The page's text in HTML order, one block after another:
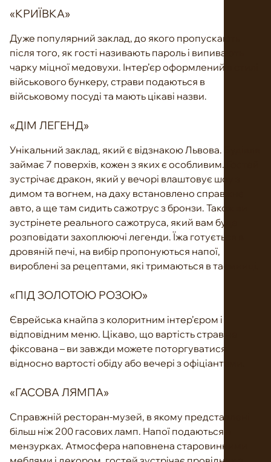
«КРИЇВКА»
Дуже популярний заклад, до якого пропускають
після того, як гості називають пароль і випивають
чарку міцної медовухи. Інтер’єр оформлений в стилі
військового бункеру, страви подаються в
військовому посуді та мають цікаві назви.
«ДІМ ЛЕГЕНД»
Унікальний заклад, який є відзнакою Львова. Будівля
займає 7 поверхів, кожен з яких є особливим. Гостей
зустрічає дракон, який у вечорі влаштовує шоу з
димом та вогнем, на даху встановлено справжнє
авто, а ще там сидить сажотрус з бронзи. Також ви
зустрінете реального сажотруса, який вам буде
розповідати захоплюючі легенди. Їжа готується в
дровяній печі, на вибір пропонуються напої,
вироблені за рецептами, які тримаються в таємниці.
«ПІД ЗОЛОТОЮ РОЗОЮ»
Єврейська кнайпа з колоритним інтер’єром і
відповідним меню. Цікаво, що вартість страв не
фіксована – ви завжди можете поторгуватися
відносно вартості обіду або вечері з офіціантами.
«ГАСОВА ЛЯМПА»
Справжній ресторан-музей, в якому представлені
більш ніж 200 гасових ламп. Напої подаються в
мензурках. Атмосфера наповнена старовинними